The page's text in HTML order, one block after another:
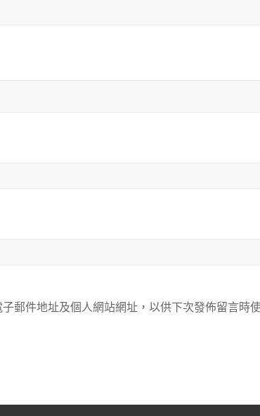
郵件地址及個人網站網址，以供下次發佈留言時